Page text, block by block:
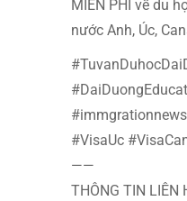
MIỄN PHÍ về du
nước Anh, Úc,
#VisaUc
——
THÔNG TIN LIÊN